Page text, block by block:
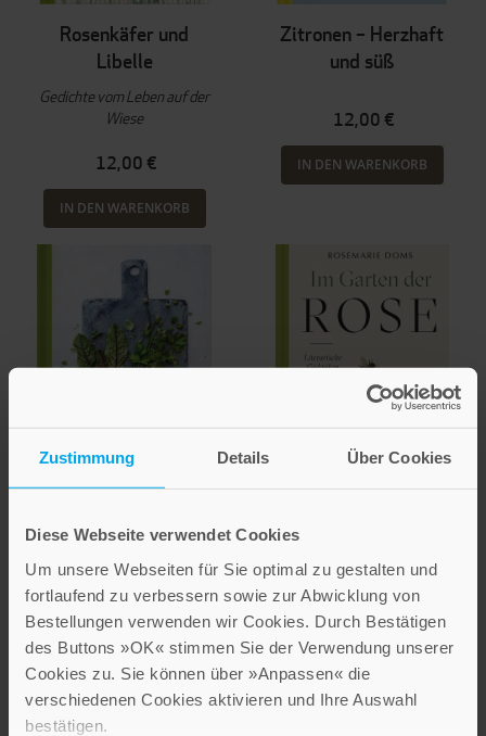
Zustimmung Details Über Cookies
Diese Webseite verwendet Cookies
Um unsere Webseiten für Sie optimal zu gestalten und
fortlaufend zu verbessern sowie zur Abwicklung von
Bestellungen verwenden wir Cookies. Durch Bestätigen
des Buttons »OK« stimmen Sie der Verwendung unserer
Cookies zu. Sie können über »Anpassen« die
verschiedenen Cookies aktivieren und Ihre Auswahl
bestätigen.
Rosenkäfer und
Libelle
Gedichte vom Leben auf der
Wiese
12,00 €
IN DEN WARENKORB
Zitronen – Herzhaft
und süß
12,00 €
IN DEN WARENKORB
Kräuter – Herzhaft
und süß
12,00 €
IN DEN WARENKORB
Im Garten der Rose
Literarische Gedanken zur
Königin der Blumen
12,00 €